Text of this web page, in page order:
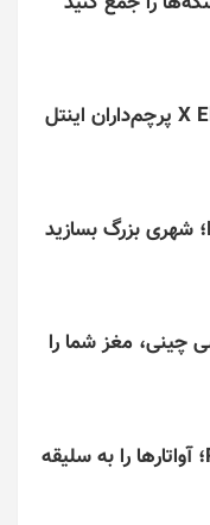
تراشه اسنپدراگون X Elite پرچم‌داران اینتل
چینی، مغز شما را
بازی/ Pastel Friends؛ آواتارها را به سلیقه